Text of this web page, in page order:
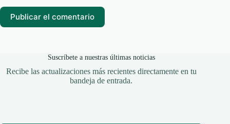
Publicar el comentario
Suscríbete a nuestras últimas noticias
Recibe las actualizaciones más recientes directamente en tu
bandeja de entrada.